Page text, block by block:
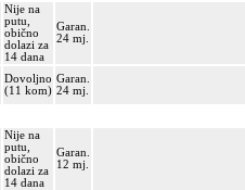
Nije na
putu,
obično
dolazi za
14 dana
Garan.
24 mj.
Dovoljno
(11 kom)
Garan.
24 mj.
Nije na
putu,
obično
dolazi za
14 dana
Garan.
12 mj.